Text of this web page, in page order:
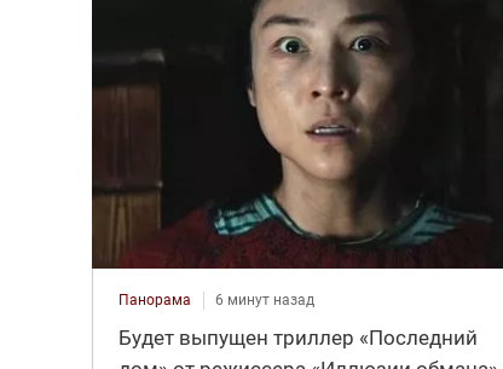
Панорама 6 минут назад
Будет выпущен триллер «Последний